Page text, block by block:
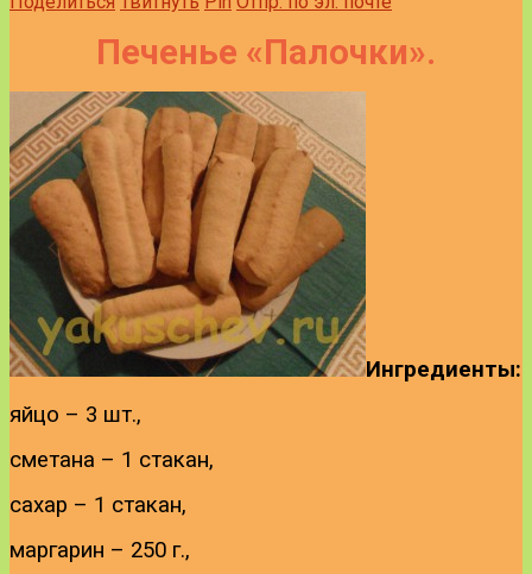
Печенье «Палочки».
Ингредиенты:
яйцо – 3 шт.,
сметана – 1 стакан,
сахар – 1 стакан,
маргарин – 250 г.,